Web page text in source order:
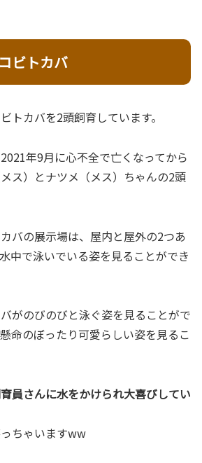
ビトカバ
トカバを2頭飼育しています。
年9月に心不全で亡くなってから
ス）とナツメ（メス）ちゃんの2頭
バの展示場は、屋内と屋外の2つあ
中で泳いでいる姿を見ることができ
がのびのびと泳ぐ姿を見ることがで
命のぼったり可愛らしい姿を見るこ
員さんに水をかけられ大喜びしてい
ちゃいますww